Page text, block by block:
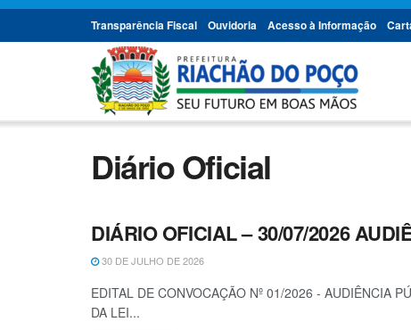
Transparência Fiscal Ouvidoria Acesso à Informação
Diário Oficial
DIÁRIO OFICIAL
DIÁRIO OFICIAL – 30/07/2026
30 DE JULHO DE 2026
EDITAL DE CONVOCAÇÃO Nº 01/2026 - AUDIÊNCIA
DA LEI...